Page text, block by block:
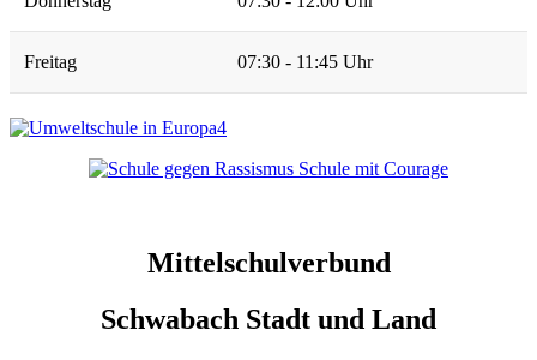
Freitag 07:30 - 11:45 Uhr
Mittelschulverbund
Schwabach Stadt und Land